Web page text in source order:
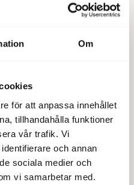
Om
för att anpassa innehållet
tillhandahålla funktioner
vår trafik. Vi
och annan
sociala medier och
vi samarbetar med.
vi
60 fastigheter i